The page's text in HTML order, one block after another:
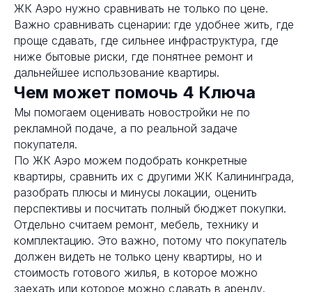
ЖК Аэро нужно сравнивать не только по цене.
Важно сравнивать сценарии: где удобнее жить, где
проще сдавать, где сильнее инфраструктура, где
ниже бытовые риски, где понятнее ремонт и
дальнейшее использование квартиры.
Чем может помочь 4 Ключа
Мы помогаем оценивать новостройки не по
рекламной подаче, а по реальной задаче
покупателя.
По ЖК Аэро можем подобрать конкретные
квартиры, сравнить их с другими ЖК Калининграда,
разобрать плюсы и минусы локации, оценить
перспективы и посчитать полный бюджет покупки.
Отдельно считаем ремонт, мебель, технику и
комплектацию. Это важно, потому что покупатель
должен видеть не только цену квартиры, но и
стоимость готового жилья, в которое можно
заехать или которое можно сдавать в аренду.